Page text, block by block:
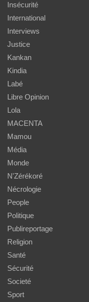
Insécurité
International
Interviews
Justice
Kankan
Kindia
Labé
Libre Opinion
Lola
MACENTA
Mamou
Média
Monde
N'Zérékoré
Nécrologie
People
Politique
Publireportage
Religion
Santé
Sécurité
Societé
Sport